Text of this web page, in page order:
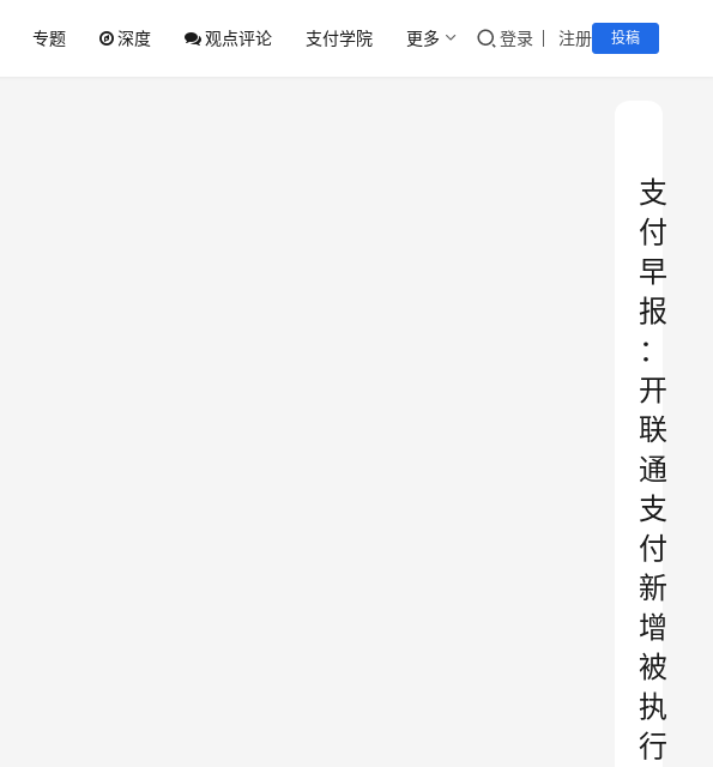
专题 深度 观点评论 支付学院 更多 登录 注册 投稿
支
付
早
报
：
开
联
通
支
付
新
增
被
执
行